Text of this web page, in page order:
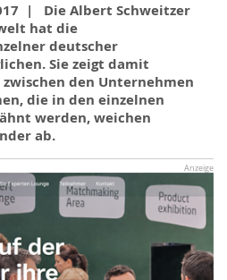
| Die Albert Schweitzer
hat die
deutscher
Sie zeigt damit
den Unternehmen
die in den einzelnen
werden, weichen
ab.
Anzeige